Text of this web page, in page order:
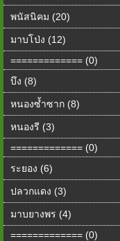
พนัสนิคม (20)
มาบโป่ง (12)
============= (0)
บึง (8)
หนองซ้ำซาก (8)
หนองรี (3)
============= (0)
ระยอง (6)
ปลวกแดง (3)
มาบยางพร (4)
============= (0)